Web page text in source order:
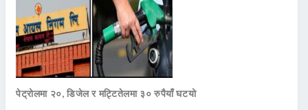
पेट्रोलमा २०, डिजेल र मट्टितेलमा ३० रुपैयाँ घटयो